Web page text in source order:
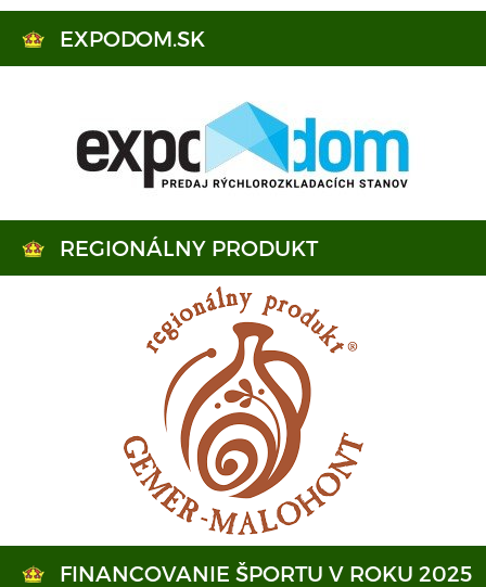
EXPODOM.SK
REGIONÁLNY PRODUKT
FINANCOVANIE ŠPORTU V ROKU 2025